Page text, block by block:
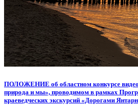
ПОЛОЖЕНИЕ об областном конкурсе
природа и мы», проводимом в рамках
краеведческих экскурсий «Дорогами